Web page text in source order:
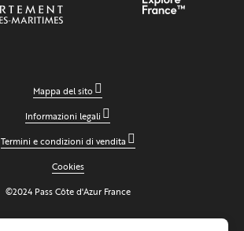
Mappa del sito
Informazioni legali
Termini e condizioni di vendita
Cookies
©2024 Pass Côte d'Azur France